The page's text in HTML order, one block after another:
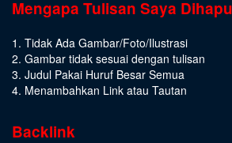
Mengapa Tulisan Saya
1. Tidak Ada Gambar/Foto/Ilustrasi
2. Gambar tidak sesuai dengan tulisan
3. Judul Pakai Huruf Besar Semua
4. Menambahkan Link atau Tautan
Backlink